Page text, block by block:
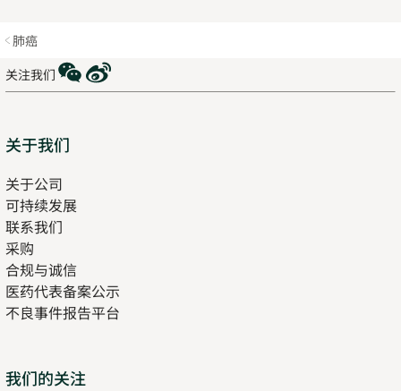
肺癌
关注我们
WeChat
Weibo
Sitemap
关于我们
关于公司
可持续发展
联系我们
采购
合规与诚信
医药代表备案公示
不良事件报告平台
我们的关注